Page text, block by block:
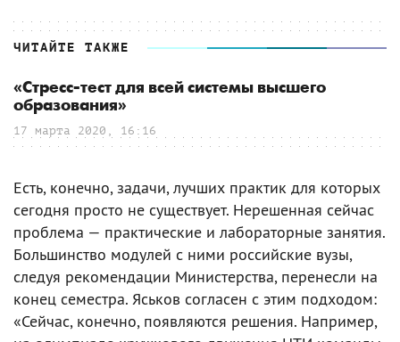
ЧИТАЙТЕ ТАКЖЕ
«Стресс-тест для всей системы высшего
образования»
17 марта 2020, 16:16
Есть, конечно, задачи, лучших практик для которых
сегодня просто не существует. Нерешенная сейчас
проблема — практические и лабораторные занятия.
Большинство модулей с ними российские вузы,
следуя рекомендации Министерства, перенесли на
конец семестра. Яськов согласен с этим подходом:
«Сейчас, конечно, появляются решения. Например,